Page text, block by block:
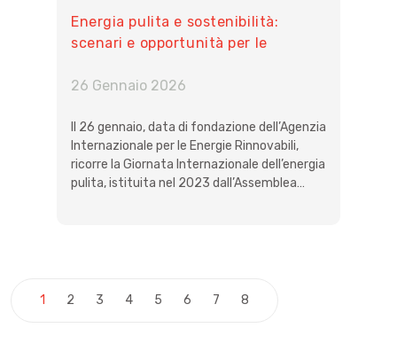
Energia pulita e sostenibilità:
scenari e opportunità per le
26 Gennaio 2026
Il 26 gennaio, data di fondazione dell’Agenzia
Internazionale per le Energie Rinnovabili,
ricorre la Giornata Internazionale dell’energia
pulita, istituita nel 2023 dall’Assemblea…
Paginazione degli
1 2 3 4 5 6 7 8